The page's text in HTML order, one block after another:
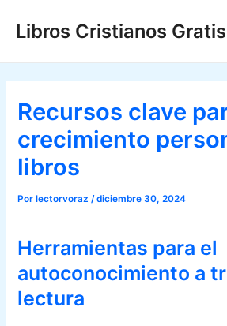
Libros Cristianos Gratis
Recursos clave
crecimiento
libros
Porlectorvoraz /diciembre 30, 2024
Herramientas para el
autoconocimiento a
lectura